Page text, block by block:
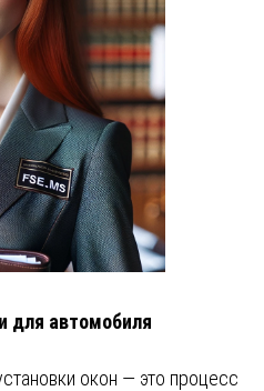
для автомобиля
окон — это процесс